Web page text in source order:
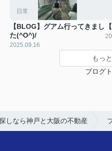
日常
【BLOG】グアム行ってきまし
た(^O^)/
2025.09.16
もっ
ブログ
しなら神戸と大阪の不動産